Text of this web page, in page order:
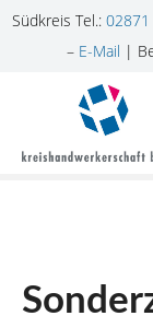
Südkreis Tel.:
– E-Mail |